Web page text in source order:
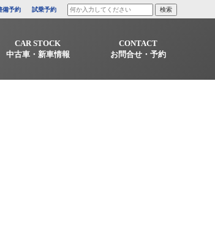
備予約 試乗予約
CAR STOCK
中古車・新車情報
CONTACT
お問合せ・予約